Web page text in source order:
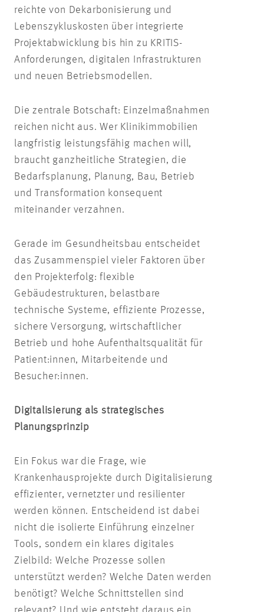
reichte von Dekarbonisierung und
Lebenszykluskosten über integrierte
Projektabwicklung bis hin zu KRITIS-
Anforderungen, digitalen Infrastrukturen
und neuen Betriebsmodellen.
Die zentrale Botschaft: Einzelmaßnahmen
reichen nicht aus. Wer Klinikimmobilien
langfristig leistungsfähig machen will,
braucht ganzheitliche Strategien, die
Bedarfsplanung, Planung, Bau, Betrieb
und Transformation konsequent
miteinander verzahnen.
Gerade im Gesundheitsbau entscheidet
das Zusammenspiel vieler Faktoren über
den Projekterfolg: flexible
Gebäudestrukturen, belastbare
technische Systeme, effiziente Prozesse,
sichere Versorgung, wirtschaftlicher
Betrieb und hohe Aufenthaltsqualität für
Patient:innen, Mitarbeitende und
Besucher:innen.
Digitalisierung als strategisches
Planungsprinzip
Ein Fokus war die Frage, wie
Krankenhausprojekte durch Digitalisierung
effizienter, vernetzter und resilienter
werden können. Entscheidend ist dabei
nicht die isolierte Einführung einzelner
Tools, sondern ein klares digitales
Zielbild: Welche Prozesse sollen
unterstützt werden? Welche Daten werden
benötigt? Welche Schnittstellen sind